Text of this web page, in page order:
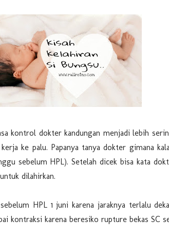
kontrol dokter kandungan menjadi lebih
ke palu. Papanya tanya dokter gimana
sebelum HPL). Setelah dicek bisa kata
dilahirkan.
HPL 1 juni karena jaraknya terlalu
kontraksi karena beresiko rupture bekas SC